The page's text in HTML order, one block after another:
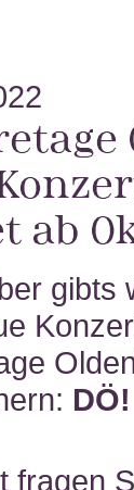
ab
gibts
DÖ!
fragen